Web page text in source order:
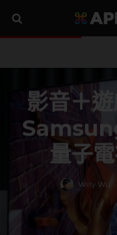
影音＋
量子
Willy Wu